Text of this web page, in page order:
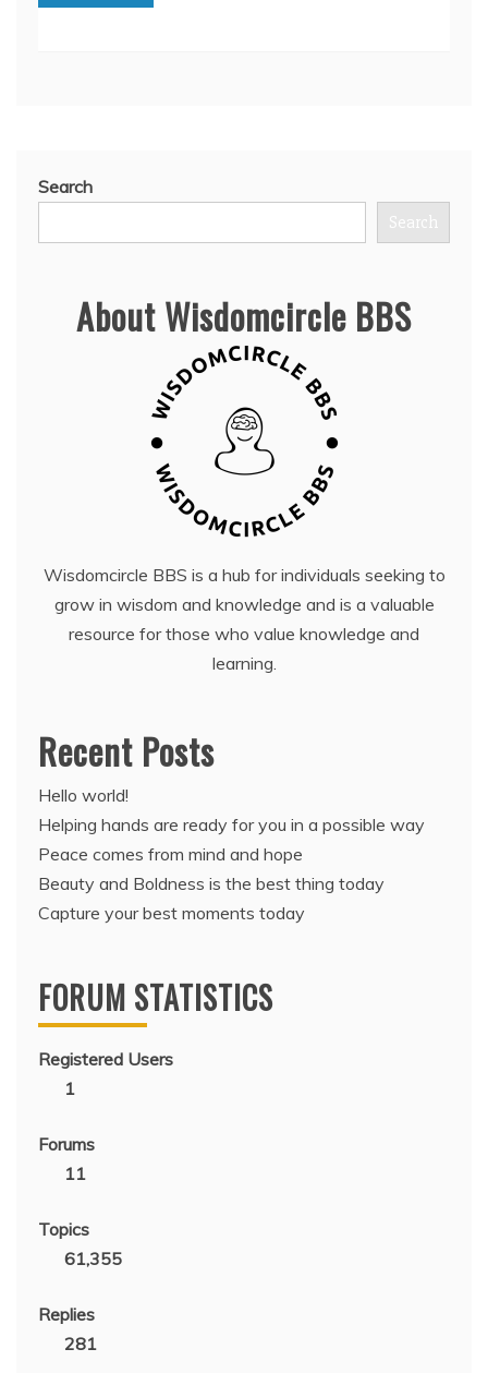
Search
Search
About Wisdomcircle BBS
Wisdomcircle BBS is a hub for individuals seeking to
grow in wisdom and knowledge and is a valuable
resource for those who value knowledge and
learning.
Recent Posts
Hello world!
Helping hands are ready for you in a possible way
Peace comes from mind and hope
Beauty and Boldness is the best thing today
Capture your best moments today
FORUM STATISTICS
Registered Users
1
Forums
11
Topics
61,355
Replies
281